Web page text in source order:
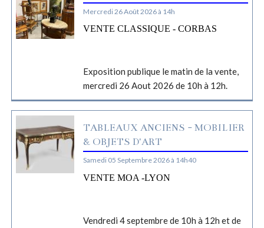
Mercredi 26 Août 2026 à 14h
VENTE CLASSIQUE - CORBAS
Exposition publique le matin de la vente,
mercredi 26 Aout 2026 de 10h à 12h.
TABLEAUX ANCIENS - MOBILIER
& OBJETS D'ART
Samedi 05 Septembre 2026 à 14h40
VENTE MOA -LYON
Vendredi 4 septembre de 10h à 12h et de